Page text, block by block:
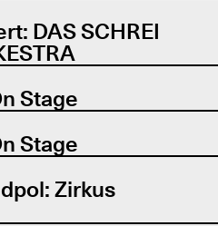
DAS SCHREI
Stage
Stage
Zirkus